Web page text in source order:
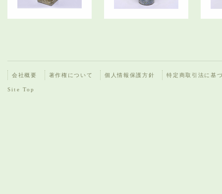
会社概要 著作権について 個人情報保護方針 特定商取引法に基
Site Top